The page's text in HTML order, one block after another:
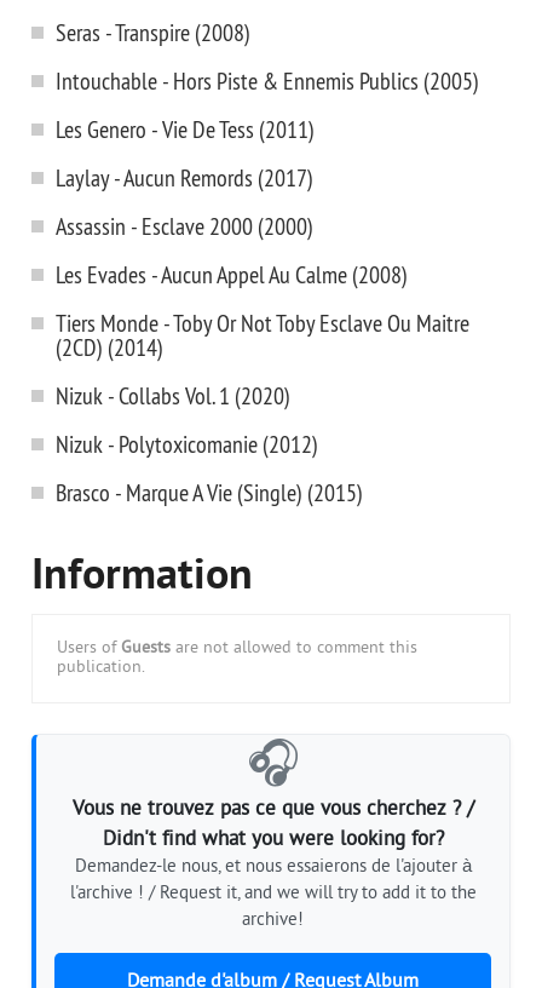
Seras - Transpire (2008)
Intouchable - Hors Piste & Ennemis Publics (2005)
Les Genero - Vie De Tess (2011)
Laylay - Aucun Remords (2017)
Assassin - Esclave 2000 (2000)
Les Evades - Aucun Appel Au Calme (2008)
Tiers Monde - Toby Or Not Toby Esclave Ou Maitre
(2CD) (2014)
Nizuk - Collabs Vol. 1 (2020)
Nizuk - Polytoxicomanie (2012)
Brasco - Marque A Vie (Single) (2015)
Information
Users of Guests are not allowed to comment this
publication.
🎧
Vous ne trouvez pas ce que vous cherchez ? /
Didn't find what you were looking for?
Demandez-le nous, et nous essaierons de l'ajouter à
l'archive ! / Request it, and we will try to add it to the
archive!
Demande d'album / Request Album